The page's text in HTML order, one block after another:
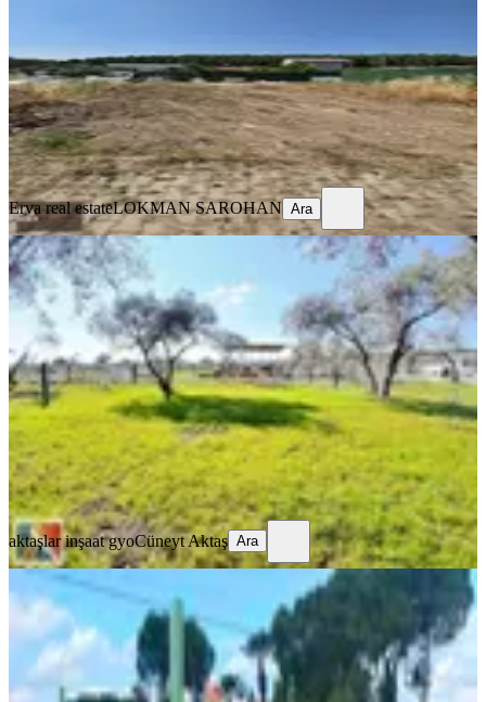
1.200.000 ₺
Erva real estateLOKMAN SAROHAN
Ara
Erva real estateLOKMAN SAROHAN Ara
YOLA YAKIN
Süper Konum Süper Fiyat!!!
Buca, Karacaağaç Mahallesi
210 m²·Parselli, Sanayi Elektriği +1·4.048/m²·
02.06.2026
850.000 ₺
aktaşlar inşaat gyoCüneyt Aktaş
Ara
aktaşlar inşaat gyoCüneyt Aktaş Ara
TAKASLI
Karacaağaç'ta Satılık 210 Metre
Bahçe
Buca, Karacaağaç Mahallesi